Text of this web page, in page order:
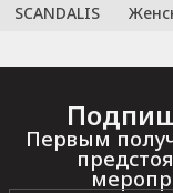
SCANDALIS
Первым